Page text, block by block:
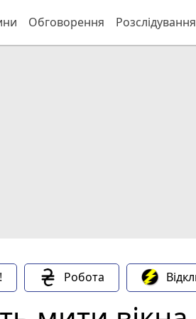
Обговорення Розслідування
Робота